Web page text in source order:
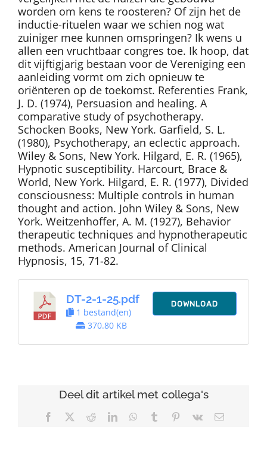
worden om kens te roosteren? Of zijn het de
inductie-rituelen waar we schien nog wat
zuiniger mee kunnen omspringen? Ik wens u
allen een vruchtbaar congres toe. Ik hoop, dat
dit vijftigjarig bestaan voor de Vereniging een
aanleiding vormt om zich opnieuw te
oriënteren op de toekomst. Referenties Frank,
J. D. (1974), Persuasion and healing. A
comparative study of psychotherapy.
Schocken Books, New York. Garfield, S. L.
(1980), Psychotherapy, an eclectic approach.
Wiley & Sons, New York. Hilgard, E. R. (1965),
Hypnotic susceptibility. Harcourt, Brace &
World, New York. Hilgard, E. R. (1977), Divided
consciousness: Multiple controls in human
thought and action. John Wiley & Sons, New
York. Weitzenhoffer, A. M. (1927), Behavior
therapeutic techniques and hypnotherapeutic
methods. American Journal of Clinical
Hypnosis, 15, 71-82.
DT-2-1-25.pdf
1 bestand(en)
370.80 KB
DOWNLOAD
Deel dit artikel met collega's
Facebook RedditLinkedInWhatsApp
Tumblr Pinterest
Vk
E-